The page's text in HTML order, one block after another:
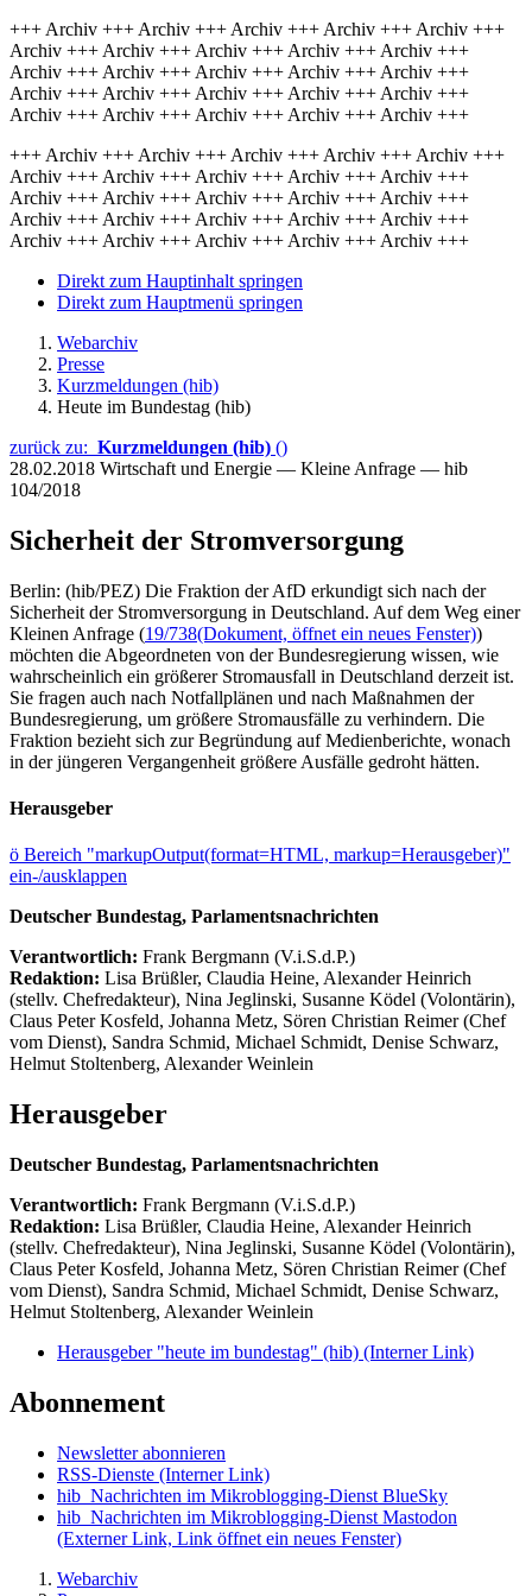
+++ Archiv +++ Archiv +++ Archiv +++ Archiv +++ Archiv +++
Archiv +++ Archiv +++ Archiv +++ Archiv +++ Archiv +++
Archiv +++ Archiv +++ Archiv +++ Archiv +++ Archiv +++
Archiv +++ Archiv +++ Archiv +++ Archiv +++ Archiv +++
Archiv +++ Archiv +++ Archiv +++ Archiv +++ Archiv +++
+++ Archiv +++ Archiv +++ Archiv +++ Archiv +++ Archiv +++
Archiv +++ Archiv +++ Archiv +++ Archiv +++ Archiv +++
Archiv +++ Archiv +++ Archiv +++ Archiv +++ Archiv +++
Archiv +++ Archiv +++ Archiv +++ Archiv +++ Archiv +++
Archiv +++ Archiv +++ Archiv +++ Archiv +++ Archiv +++
Direkt zum Hauptinhalt springen
Direkt zum Hauptmenü springen
Webarchiv
Presse
Kurzmeldungen (hib)
Heute im Bundestag (hib)
zurück zu: Kurzmeldungen (hib) ()
28.02.2018 Wirtschaft und Energie — Kleine Anfrage — hib
104/2018
Sicherheit der Stromversorgung
Berlin: (hib/PEZ) Die Fraktion der AfD erkundigt sich nach der
Sicherheit der Stromversorgung in Deutschland. Auf dem Weg einer
Kleinen Anfrage (19/738(Dokument, öffnet ein neues Fenster))
möchten die Abgeordneten von der Bundesregierung wissen, wie
wahrscheinlich ein größerer Stromausfall in Deutschland derzeit ist.
Sie fragen auch nach Notfallplänen und nach Maßnahmen der
Bundesregierung, um größere Stromausfälle zu verhindern. Die
Fraktion bezieht sich zur Begründung auf Medienberichte, wonach
in der jüngeren Vergangenheit größere Ausfälle gedroht hätten.
Herausgeber
ö Bereich "markupOutput(format=HTML, markup=Herausgeber)"
ein-/ausklappen
Deutscher Bundestag, Parlamentsnachrichten
Verantwortlich: Frank Bergmann (V.i.S.d.P.)
Redaktion: Lisa Brüßler, Claudia Heine, Alexander Heinrich
(stellv. Chefredakteur), Nina Jeglinski, Susanne Ködel (Volontärin),
Claus Peter Kosfeld, Johanna Metz, Sören Christian Reimer (Chef
vom Dienst), Sandra Schmid, Michael Schmidt, Denise Schwarz,
Helmut Stoltenberg, Alexander Weinlein
Herausgeber
Deutscher Bundestag, Parlamentsnachrichten
Verantwortlich: Frank Bergmann (V.i.S.d.P.)
Redaktion: Lisa Brüßler, Claudia Heine, Alexander Heinrich
(stellv. Chefredakteur), Nina Jeglinski, Susanne Ködel (Volontärin),
Claus Peter Kosfeld, Johanna Metz, Sören Christian Reimer (Chef
vom Dienst), Sandra Schmid, Michael Schmidt, Denise Schwarz,
Helmut Stoltenberg, Alexander Weinlein
Herausgeber "heute im bundestag" (hib) (Interner Link)
Abonnement
Newsletter abonnieren
RSS-Dienste (Interner Link)
hib_Nachrichten im Mikroblogging-Dienst BlueSky
hib_Nachrichten im Mikroblogging-Dienst Mastodon
(Externer Link, Link öffnet ein neues Fenster)
Webarchiv